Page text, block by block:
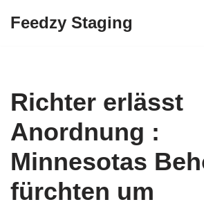
Feedzy Staging
Richter erlässt
Anordnung :
Minnesotas
fürchten um